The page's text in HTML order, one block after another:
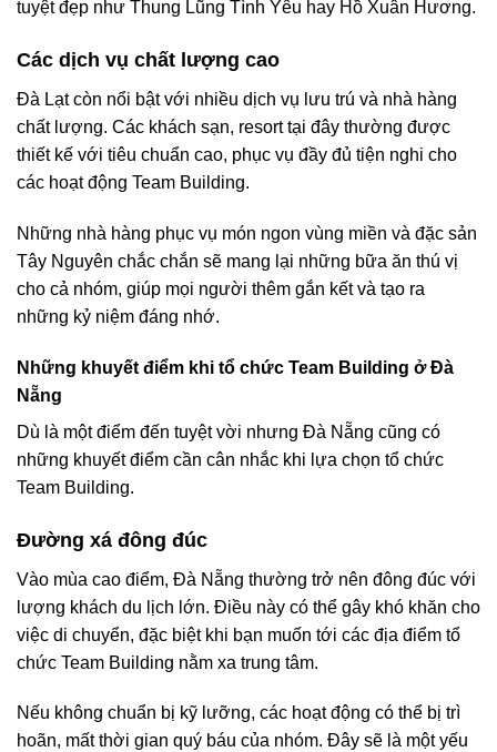
tuyệt đẹp như Thung Lũng Tình Yêu hay Hồ Xuân Hương.
Các dịch vụ chất lượng cao
Đà Lạt còn nổi bật với nhiều dịch vụ lưu trú và nhà hàng
chất lượng. Các khách sạn, resort tại đây thường được
thiết kế với tiêu chuẩn cao, phục vụ đầy đủ tiện nghi cho
các hoạt động Team Building.
Những nhà hàng phục vụ món ngon vùng miền và đặc sản
Tây Nguyên chắc chắn sẽ mang lại những bữa ăn thú vị
cho cả nhóm, giúp mọi người thêm gắn kết và tạo ra
những kỷ niệm đáng nhớ.
Những khuyết điểm khi tổ chức Team Building ở Đà
Nẵng
Dù là một điểm đến tuyệt vời nhưng Đà Nẵng cũng có
những khuyết điểm cần cân nhắc khi lựa chọn tổ chức
Team Building.
Đường xá đông đúc
Vào mùa cao điểm, Đà Nẵng thường trở nên đông đúc với
lượng khách du lịch lớn. Điều này có thể gây khó khăn cho
việc di chuyển, đặc biệt khi bạn muốn tới các địa điểm tổ
chức Team Building nằm xa trung tâm.
Nếu không chuẩn bị kỹ lưỡng, các hoạt động có thể bị trì
hoãn, mất thời gian quý báu của nhóm. Đây sẽ là một yếu